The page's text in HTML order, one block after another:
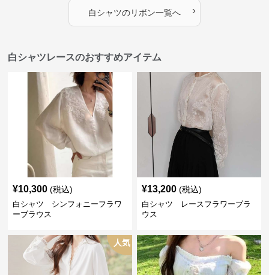
白シャツのリボン一覧へ ›
白シャツレースのおすすめアイテム
¥10,300 (税込)
白シャツ シンフォニーフラワ
ーブラウス
¥13,200 (税込)
白シャツ レースフラワーブラ
ウス
人気